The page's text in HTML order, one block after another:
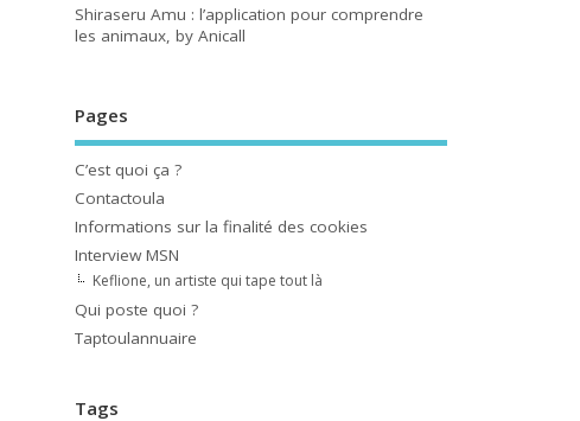
Shiraseru Amu : l’application pour comprendre
les animaux, by Anicall
Pages
C’est quoi ça ?
Contactoula
Informations sur la finalité des cookies
Interview MSN
Keflione, un artiste qui tape tout là
Qui poste quoi ?
Taptoulannuaire
Tags